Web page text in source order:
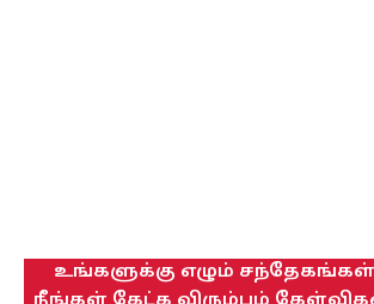
உங்களுக்கு எழும்